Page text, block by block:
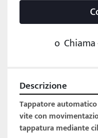
o Chiama
Descrizione
Tappatore
vite con
tappatura mediante